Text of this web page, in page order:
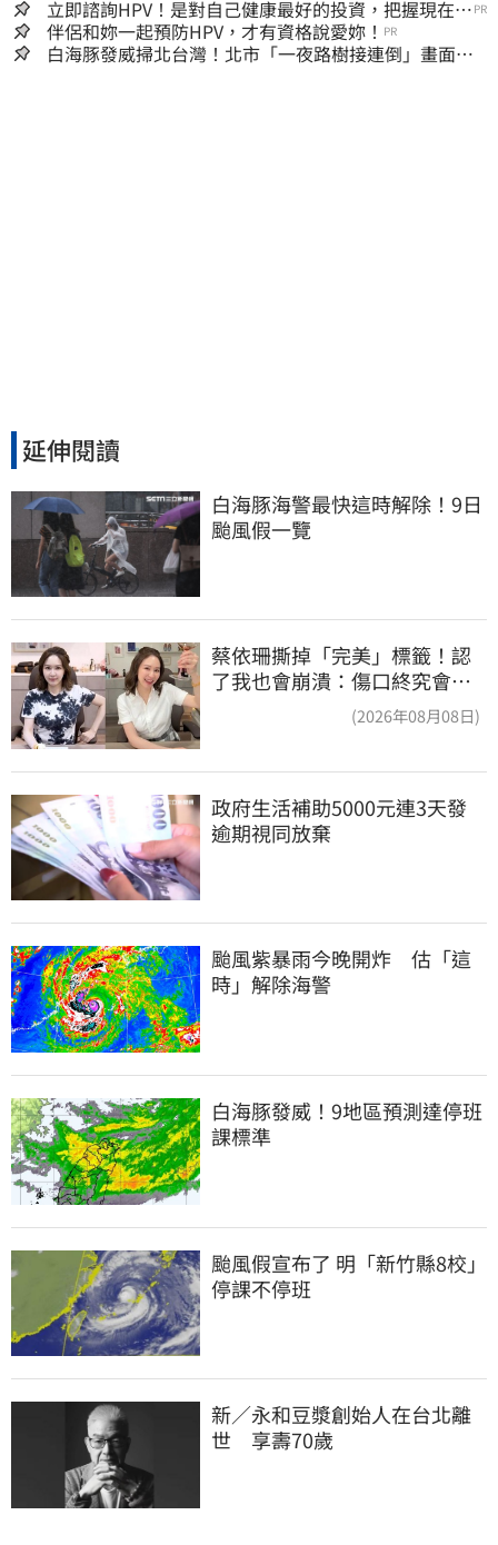
立即諮詢HPV！是對自己健康最好的投資，把握現在不
嫌晚！
PR
伴侶和妳一起預防HPV，才有資格說愛妳！ PR
白海豚發威掃北台灣！北市「一夜路樹接連倒」畫面
延伸閱讀
白海豚海警最快這時解除！9日
颱風假一覽
蔡依珊撕掉「完美」標籤！認
了我也會崩潰：傷口終究會癒
(2026年08月08日)
政府生活補助5000元連3天發
逾期視同放棄
颱風紫暴雨今晚開炸　估「這
時」解除海警
白海豚發威！9地區預測達停班
課標準
颱風假宣布了 明「新竹縣8校」
停課不停班
新／永和豆漿創始人在台北離
世　享壽70歲